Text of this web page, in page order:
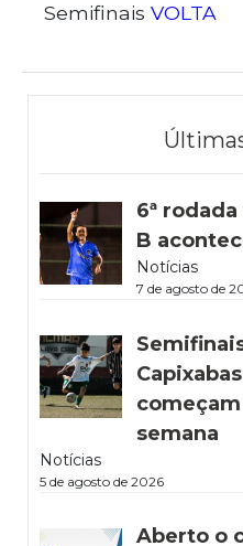
Semifinais VOLTA
6ª
B
Notícias
7 de agosto de
Capixabas
semana
Notícias
5 de agosto de 2026
Aberto o